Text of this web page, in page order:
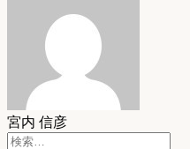
宮内 信彦
検